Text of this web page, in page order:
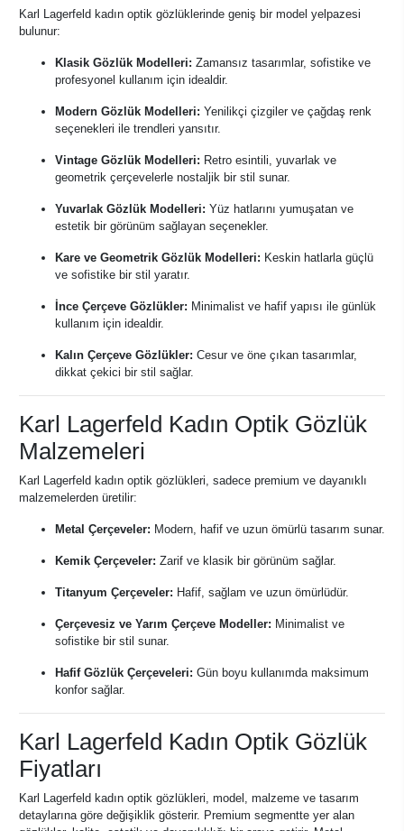
Karl Lagerfeld kadın optik gözlüklerinde geniş bir model yelpazesi
bulunur:
Klasik Gözlük Modelleri: Zamansız tasarımlar, sofistike ve
profesyonel kullanım için idealdir.
Modern Gözlük Modelleri: Yenilikçi çizgiler ve çağdaş renk
seçenekleri ile trendleri yansıtır.
Vintage Gözlük Modelleri: Retro esintili, yuvarlak ve
geometrik çerçevelerle nostaljik bir stil sunar.
Yuvarlak Gözlük Modelleri: Yüz hatlarını yumuşatan ve
estetik bir görünüm sağlayan seçenekler.
Kare ve Geometrik Gözlük Modelleri: Keskin hatlarla güçlü
ve sofistike bir stil yaratır.
İnce Çerçeve Gözlükler: Minimalist ve hafif yapısı ile günlük
kullanım için idealdir.
Kalın Çerçeve Gözlükler: Cesur ve öne çıkan tasarımlar,
dikkat çekici bir stil sağlar.
Karl Lagerfeld Kadın Optik Gözlük
Malzemeleri
Karl Lagerfeld kadın optik gözlükleri, sadece premium ve dayanıklı
malzemelerden üretilir:
Metal Çerçeveler: Modern, hafif ve uzun ömürlü tasarım sunar.
Kemik Çerçeveler: Zarif ve klasik bir görünüm sağlar.
Titanyum Çerçeveler: Hafif, sağlam ve uzun ömürlüdür.
Çerçevesiz ve Yarım Çerçeve Modeller: Minimalist ve
sofistike bir stil sunar.
Hafif Gözlük Çerçeveleri: Gün boyu kullanımda maksimum
konfor sağlar.
Karl Lagerfeld Kadın Optik Gözlük
Fiyatları
Karl Lagerfeld kadın optik gözlükleri, model, malzeme ve tasarım
detaylarına göre değişiklik gösterir. Premium segmentte yer alan